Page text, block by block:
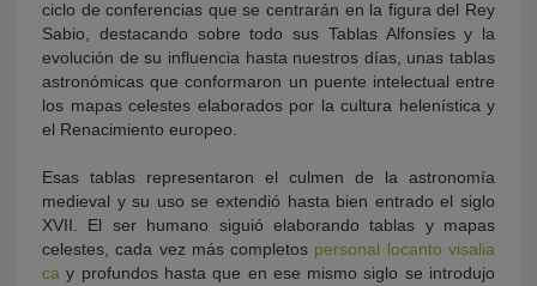
ciclo de conferencias que se centrarán en la figura del Rey
Sabio, destacando sobre todo sus Tablas Alfonsíes y la
evolución de su influencia hasta nuestros días, unas tablas
astronómicas que conformaron un puente intelectual entre
los mapas celestes elaborados por la cultura helenística y
el Renacimiento europeo.
Esas tablas representaron el culmen de la astronomía
medieval y su uso se extendió hasta bien entrado el siglo
XVII. El ser humano siguió elaborando tablas y mapas
celestes, cada vez más completos personal locanto visalia
ca y profundos hasta que en ese mismo siglo se introdujo